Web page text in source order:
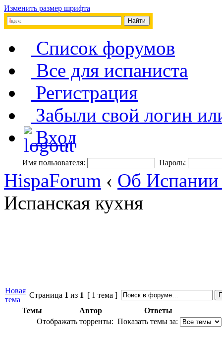
Изменить размер шрифта
Список форумов
Все для испаниста
Регистрация
Забыли свой логин
Вход
Имя пользователя: Пароль:
HispaForum ‹ Об Испании
Испанская кухня
Новая
тема
Страница 1 из 1 [ 1 тема ]
Темы
Автор
Ответы
Отображать торренты: Показать темы за: